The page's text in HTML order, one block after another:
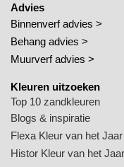
Advies
Binnenverf advies >
Behang advies >
Muurverf advies >
Kleuren uitzoeken
Top 10 zandkleuren
Blogs & inspiratie
Flexa Kleur van het
Histor Kleur van het